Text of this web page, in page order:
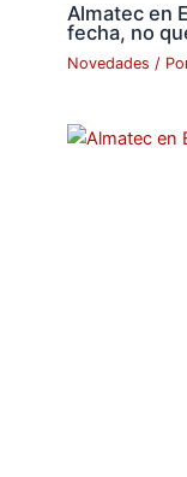
Almatec en
fecha, no
Novedades /